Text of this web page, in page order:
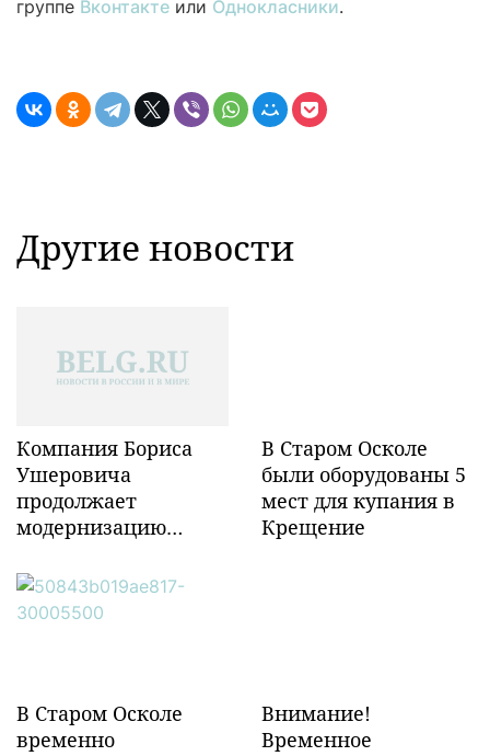
группе Вконтакте или Однокласники.
Другие новости
Компания Бориса
Ушеровича
продолжает
модернизацию
инфраструктуры в
Забайкалье
В Старом Осколе
были оборудованы 5
мест для купания в
Крещение
В Старом Осколе
временно
Внимание!
Временное